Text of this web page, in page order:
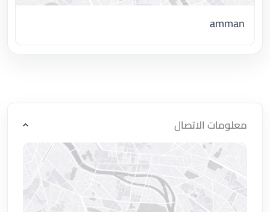
amman
معلومات الاتصال